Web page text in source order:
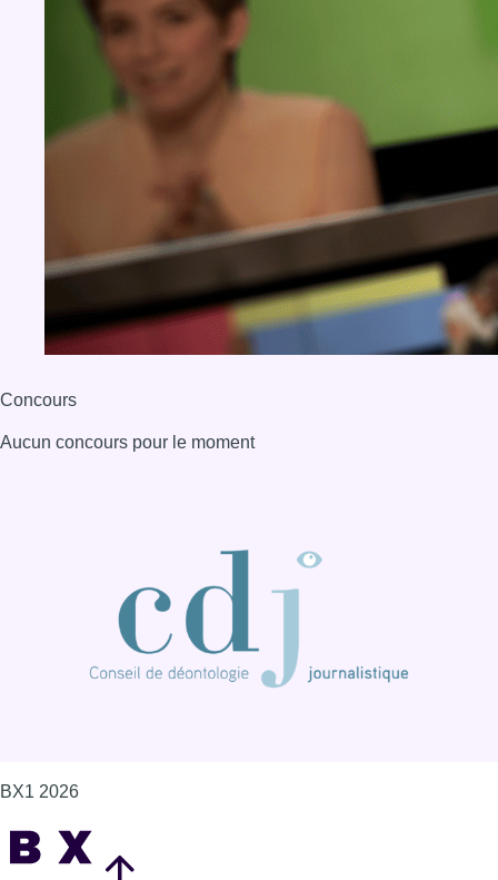
Concours
Aucun concours pour le moment
BX1 2026